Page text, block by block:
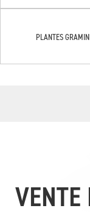
PLANTES
VENTE